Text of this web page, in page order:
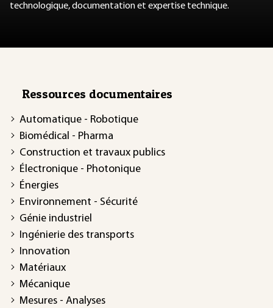
technologique, documentation et expertise technique.
Ressources documentaires
Automatique - Robotique
Biomédical - Pharma
Construction et travaux publics
Électronique - Photonique
Énergies
Environnement - Sécurité
Génie industriel
Ingénierie des transports
Innovation
Matériaux
Mécanique
Mesures - Analyses